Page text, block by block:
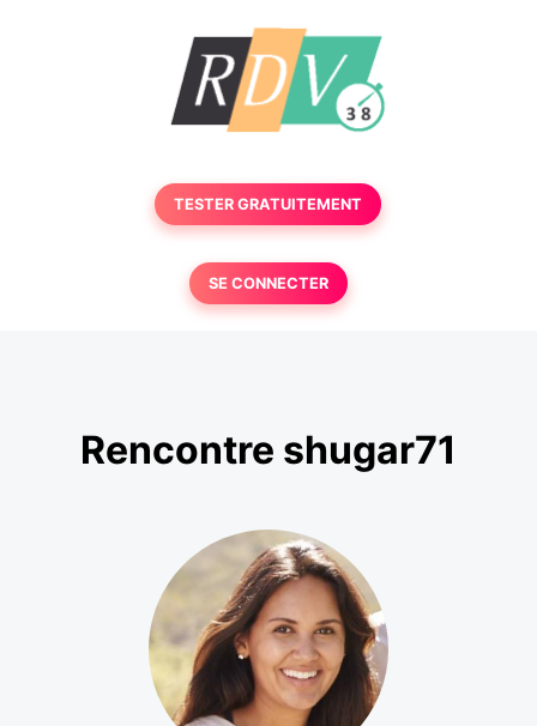
TESTER GRATUITEMENT
SE CONNECTER
Rencontre shugar71